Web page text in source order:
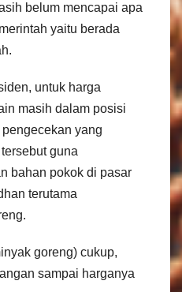
belum mencapai apa
yaitu berada
untuk harga
masih dalam posisi
yang
guna
bahan pokok di pasar
terutama
goreng) cukup,
sampai harganya